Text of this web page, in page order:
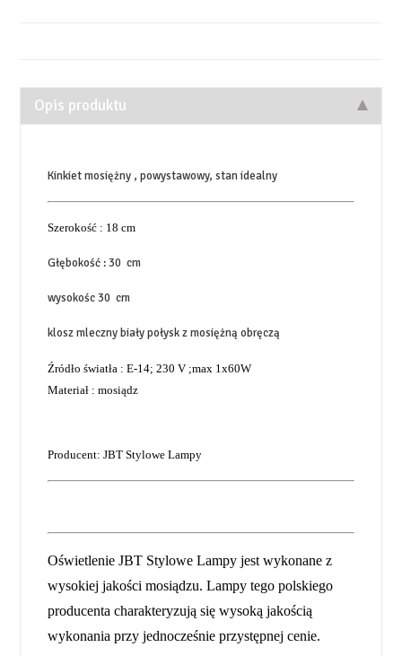
Opis produktu
Kinkiet mosiężny , powystawowy, stan idealny
Szerokość : 18 cm
Głębokość : 30 cm
wysokośc 30 cm
klosz mleczny biały połysk z mosiężną obręczą
Źródło światła : E-14; 230 V ;max 1x60W
Materiał : mosiądz
Producent: JBT Stylowe Lampy
Oświetlenie JBT Stylowe Lampy jest wykonane z
wysokiej jakości mosiądzu. Lampy tego polskiego
producenta charakteryzują się wysoką jakością
wykonania przy jednocześnie przystępnej cenie.